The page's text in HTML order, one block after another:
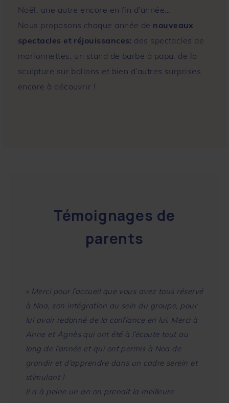
Noël, une autre encore en fin d’année…
Nous proposons chaque année de nouveaux
spectacles et réjouissances: des spectacles de
marionnettes, un stand de barbe à papa, de la
sculpture sur ballons et bien d’autres surprises
encore à découvrir !
Témoignages de
parents
« Merci pour l’accueil que vous avez tous réservé
à Noa, son intégration au sein du groupe, pour
lui avoir redonné de la confiance en lui. Merci à
Anne et Agnès qui ont été à l’écoute tout au
long de l’année et qui ont permis à Noa de
grandir et d’apprendre dans un cadre serein et
stimulant !
Il a à peine un an on prenait la meilleure